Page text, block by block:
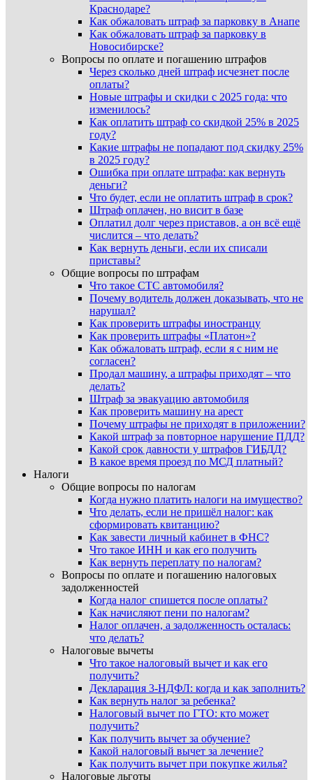
Краснодаре?
Как обжаловать штраф за парковку в Анапе
Как обжаловать штраф за парковку в
Новосибирске?
Вопросы по оплате и погашению штрафов
Через сколько дней штраф исчезнет после
оплаты?
Новые штрафы и скидки с 2025 года: что
изменилось?
Как оплатить штраф со скидкой 25% в 2025
году?
Какие штрафы не попадают под скидку 25%
в 2025 году?
Ошибка при оплате штрафа: как вернуть
деньги?
Что будет, если не оплатить штраф в срок?
Штраф оплачен, но висит в базе
Оплатил долг через приставов, а он всё ещё
числится – что делать?
Как вернуть деньги, если их списали
приставы?
Общие вопросы по штрафам
Что такое СТС автомобиля?
Почему водитель должен доказывать, что не
нарушал?
Как проверить штрафы иностранцу
Как проверить штрафы «Платон»?
Как обжаловать штраф, если я с ним не
согласен?
Продал машину, а штрафы приходят – что
делать?
Штраф за эвакуацию автомобиля
Как проверить машину на арест
Почему штрафы не приходят в приложении?
Какой штраф за повторное нарушение ПДД?
Какой срок давности у штрафов ГИБДД?
В какое время проезд по МСД платный?
Налоги
Общие вопросы по налогам
Когда нужно платить налоги на имущество?
Что делать, если не пришёл налог: как
сформировать квитанцию?
Как завести личный кабинет в ФНС?
Что такое ИНН и как его получить
Как вернуть переплату по налогам?
Вопросы по оплате и погашению налоговых
задолженностей
Когда налог спишется после оплаты?
Как начисляют пени по налогам?
Налог оплачен, а задолженность осталась:
что делать?
Налоговые вычеты
Что такое налоговый вычет и как его
получить?
Декларация 3-НДФЛ: когда и как заполнить?
Как вернуть налог за ребенка?
Налоговый вычет по ГТО: кто может
получить?
Как получить вычет за обучение?
Какой налоговый вычет за лечение?
Как получить вычет при покупке жилья?
Налоговые льготы